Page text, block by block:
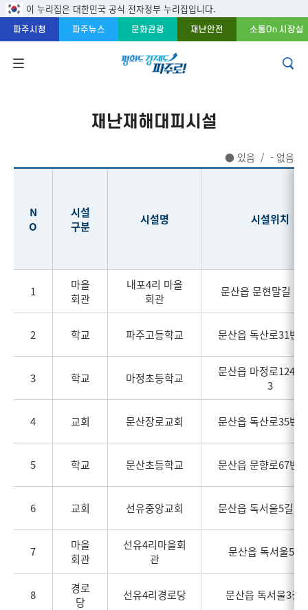
본문 바로가기
주메뉴 바로가기
푸터 바로가기
이 누리집은 대한민국 공식 전자정부 누리집입니다.
파주시청 파주뉴스 문화관광 재난안전 소통On 시장실
재난재해대피시설
● 있음 / - 없음
N
O
시설
구분
시설명 시설위치
1
마을
회관
내포4리 마을
회관
문산읍 문현말길
2 학교 파주고등학교 문산읍 독산로31번
3 학교 마정초등학교
문산읍 마정로124번
3
4 교회 문산장로교회 문산읍 독산로35번
5 학교 문산초등학교 문산읍 문향로67번
6 교회 선유중앙교회 문산읍 독서울5길
7
마을
회관
선유4리마을회
관
문산읍 독서울5길
8
경로
당
선유4리경로당 문산읍 독서울3길